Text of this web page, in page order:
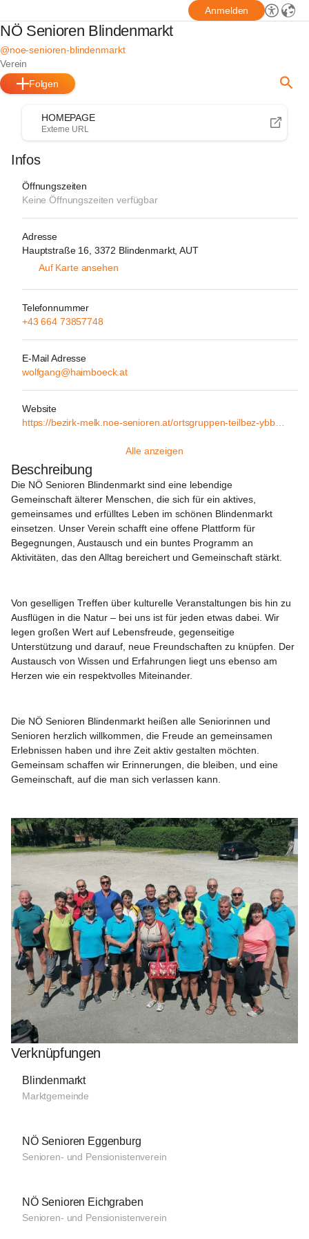
Anmelden
NÖ Senioren Blindenmarkt
@noe-senioren-blindenmarkt
Verein
Folgen
HOMEPAGE
Externe URL
Infos
Öffnungszeiten
Keine Öffnungszeiten verfügbar
Adresse
Hauptstraße 16, 3372 Blindenmarkt, AUT
Auf Karte ansehen
Telefonnummer
+43 664 73857748
E-Mail Adresse
wolfgang@haimboeck.at
Website
https://bezirk-melk.noe-senioren.at/ortsgruppen-teilbez-ybbs/blindenmarkt
Alle anzeigen
Beschreibung
Die NÖ Senioren Blindenmarkt sind eine lebendige
Gemeinschaft älterer Menschen, die sich für ein aktives,
gemeinsames und erfülltes Leben im schönen Blindenmarkt
einsetzen. Unser Verein schafft eine offene Plattform für
Begegnungen, Austausch und ein buntes Programm an
Aktivitäten, das den Alltag bereichert und Gemeinschaft stärkt.
Von geselligen Treffen über kulturelle Veranstaltungen bis hin zu
Ausflügen in die Natur – bei uns ist für jeden etwas dabei. Wir
legen großen Wert auf Lebensfreude, gegenseitige
Unterstützung und darauf, neue Freundschaften zu knüpfen. Der
Austausch von Wissen und Erfahrungen liegt uns ebenso am
Herzen wie ein respektvolles Miteinander.
Die NÖ Senioren Blindenmarkt heißen alle Seniorinnen und
Senioren herzlich willkommen, die Freude an gemeinsamen
Erlebnissen haben und ihre Zeit aktiv gestalten möchten.
Gemeinsam schaffen wir Erinnerungen, die bleiben, und eine
Gemeinschaft, auf die man sich verlassen kann.
Verknüpfungen
Blindenmarkt
Marktgemeinde
NÖ Senioren Eggenburg
Senioren- und Pensionistenverein
NÖ Senioren Eichgraben
Senioren- und Pensionistenverein